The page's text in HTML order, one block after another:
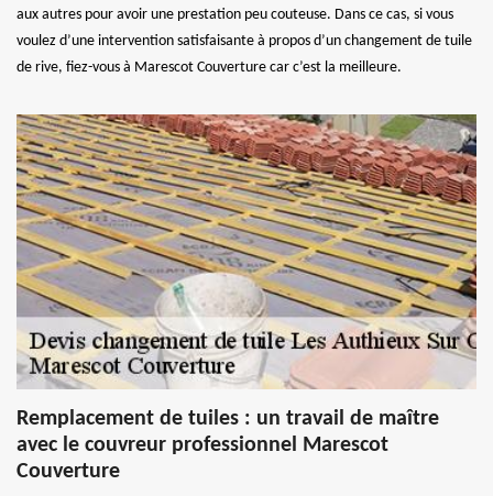
aux autres pour avoir une prestation peu couteuse. Dans ce cas, si vous
voulez d’une intervention satisfaisante à propos d’un changement de tuile
de rive, fiez-vous à Marescot Couverture car c’est la meilleure.
Remplacement de tuiles : un travail de maître
avec le couvreur professionnel Marescot
Couverture